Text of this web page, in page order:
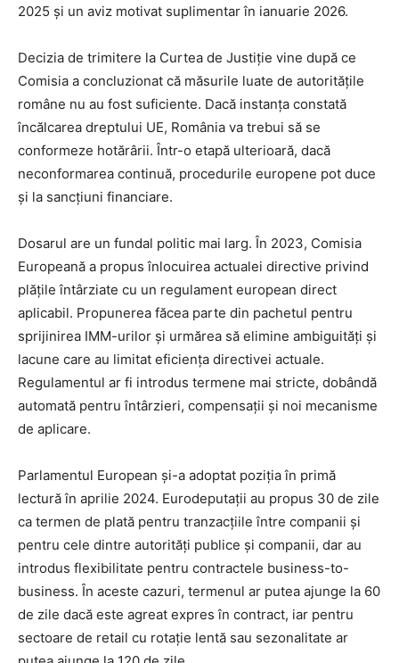
2025 și un aviz motivat suplimentar în ianuarie 2026.
Decizia de trimitere la Curtea de Justiție vine după ce
Comisia a concluzionat că măsurile luate de autoritățile
române nu au fost suficiente. Dacă instanța constată
încălcarea dreptului UE, România va trebui să se
conformeze hotărârii. Într-o etapă ulterioară, dacă
neconformarea continuă, procedurile europene pot duce
și la sancțiuni financiare.
Dosarul are un fundal politic mai larg. În 2023, Comisia
Europeană a propus înlocuirea actualei directive privind
plățile întârziate cu un regulament european direct
aplicabil. Propunerea făcea parte din pachetul pentru
sprijinirea IMM-urilor și urmărea să elimine ambiguități și
lacune care au limitat eficiența directivei actuale.
Regulamentul ar fi introdus termene mai stricte, dobândă
automată pentru întârzieri, compensații și noi mecanisme
de aplicare.
Parlamentul European și-a adoptat poziția în primă
lectură în aprilie 2024. Eurodeputații au propus 30 de zile
ca termen de plată pentru tranzacțiile între companii și
pentru cele dintre autorități publice și companii, dar au
introdus flexibilitate pentru contractele business-to-
business. În aceste cazuri, termenul ar putea ajunge la 60
de zile dacă este agreat expres în contract, iar pentru
sectoare de retail cu rotație lentă sau sezonalitate ar